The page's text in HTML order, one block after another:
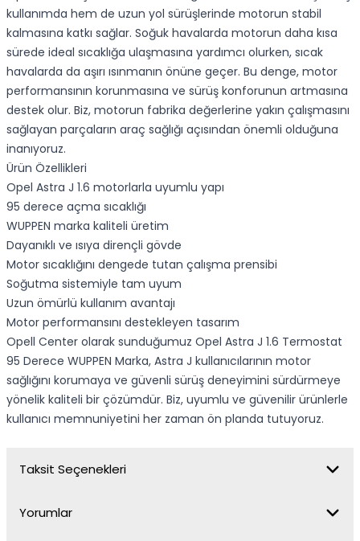
kullanımda hem de uzun yol sürüşlerinde motorun stabil
kalmasına katkı sağlar. Soğuk havalarda motorun daha kısa
sürede ideal sıcaklığa ulaşmasına yardımcı olurken, sıcak
havalarda da aşırı ısınmanın önüne geçer. Bu denge, motor
performansının korunmasına ve sürüş konforunun artmasına
destek olur. Biz, motorun fabrika değerlerine yakın çalışmasını
sağlayan parçaların araç sağlığı açısından önemli olduğuna
inanıyoruz.
Ürün Özellikleri
Opel Astra J 1.6 motorlarla uyumlu yapı
95 derece açma sıcaklığı
WUPPEN marka kaliteli üretim
Dayanıklı ve ısıya dirençli gövde
Motor sıcaklığını dengede tutan çalışma prensibi
Soğutma sistemiyle tam uyum
Uzun ömürlü kullanım avantajı
Motor performansını destekleyen tasarım
Opell Center olarak sunduğumuz Opel Astra J 1.6 Termostat
95 Derece WUPPEN Marka, Astra J kullanıcılarının motor
sağlığını korumaya ve güvenli sürüş deneyimini sürdürmeye
yönelik kaliteli bir çözümdür. Biz, uyumlu ve güvenilir ürünlerle
kullanıcı memnuniyetini her zaman ön planda tutuyoruz.
Taksit Seçenekleri
Yorumlar